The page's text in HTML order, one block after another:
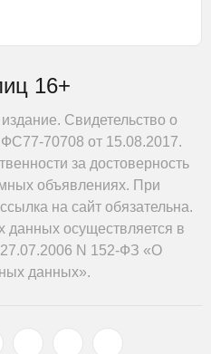
16+
Свидетельство о
70708 от 15.08.2017.
за достоверность
объявлениях. При
на сайт обязательна.
данных осуществляется в
27.07.2006 N 152-ФЗ «О
данных».